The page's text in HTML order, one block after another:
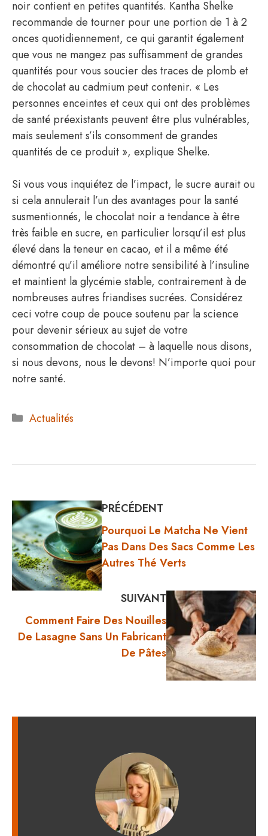
noir contient en petites quantités. Kantha Shelke
recommande de tourner pour une portion de 1 à 2
onces quotidiennement, ce qui garantit également
que vous ne mangez pas suffisamment de grandes
quantités pour vous soucier des traces de plomb et
de chocolat au cadmium peut contenir. « Les
personnes enceintes et ceux qui ont des problèmes
de santé préexistants peuvent être plus vulnérables,
mais seulement s’ils consomment de grandes
quantités de ce produit », explique Shelke.
Si vous vous inquiétez de l’impact, le sucre aurait ou
si cela annulerait l’un des avantages pour la santé
susmentionnés, le chocolat noir a tendance à être
très faible en sucre, en particulier lorsqu’il est plus
élevé dans la teneur en cacao, et il a même été
démontré qu’il améliore notre sensibilité à l’insuline
et maintient la glycémie stable, contrairement à de
nombreuses autres friandises sucrées. Considérez
ceci votre coup de pouce soutenu par la science
pour devenir sérieux au sujet de votre
consommation de chocolat – à laquelle nous disons,
si nous devons, nous le devons! N’importe quoi pour
notre santé.
Catégories
Actualités
PRÉCÉDENT
Pourquoi Le Matcha Ne Vient
Pas Dans Des Sacs Comme Les
Autres Thé Verts
SUIVANT
Comment Faire Des Nouilles
De Lasagne Sans Un Fabricant
De Pâtes